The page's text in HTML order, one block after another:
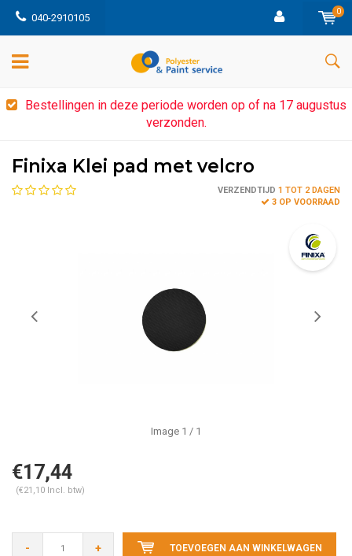
040-2910105
0
Bestellingen in deze periode worden op of na 17 augustus
verzonden.
Finixa Klei pad met velcro
VERZENDTIJD 1 TOT 2 DAGEN
3 OP VOORRAAD
Image 1 / 1
€17,44
(€21,10 Incl. btw)
- + TOEVOEGEN AAN WINKELWAGEN